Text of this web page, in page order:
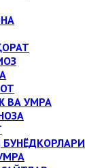
ВА УМРА